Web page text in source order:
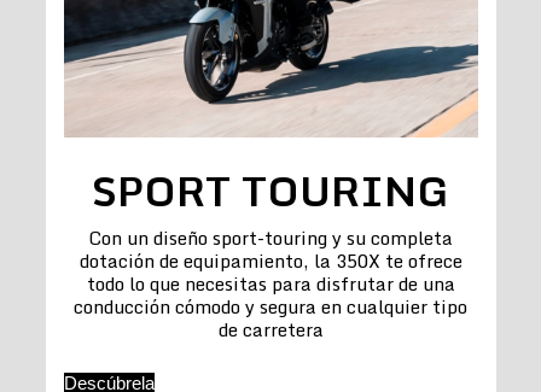
SPORT TOURING
Con un diseño sport-touring y su completa
dotación de equipamiento, la 350X te ofrece
todo lo que necesitas para disfrutar de una
conducción cómodo y segura en cualquier tipo
de carretera
Descúbrela